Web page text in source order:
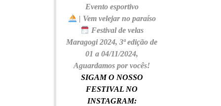
Evento esportivo
| Vem velejar no paraíso
Festival de velas
Maragogi 2024, 3ª edição de
01 a 04/11/2024,
Aguardamos por vocês!
SIGAM O NOSSO
FESTIVAL NO
INSTAGRAM: